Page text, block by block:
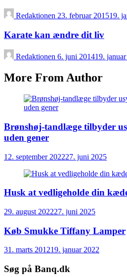
Redaktionen 23. februar 201519.
Karate kan ændre dit liv
Redaktionen 6. juni 201419.
More From Author
Brønshøj-tandlæge tilbyder
uden gener
12. september 202227. juni 2025
Husk at vedligeholde din
29. august 202227. juni 2025
Køb Smukke Tiffany Lamper
31. marts 201219. januar 2022
Søg på Banq.dk